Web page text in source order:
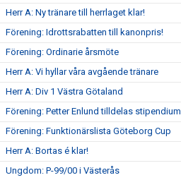
Herr A: Ny tränare till herrlaget klar!
Förening: Idrottsrabatten till kanonpris!
Förening: Ordinarie årsmöte
Herr A: Vi hyllar våra avgående tränare
Herr A: Div 1 Västra Götaland
Förening: Petter Enlund tilldelas stipendium
Förening: Funktionärslista Göteborg Cup
Herr A: Bortas é klar!
Ungdom: P-99/00 i Västerås